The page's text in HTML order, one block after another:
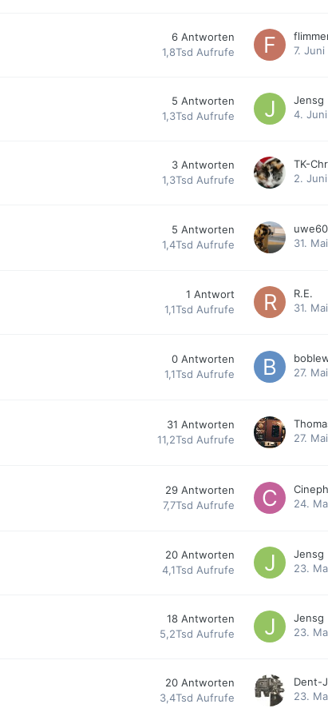
6 Antworten
1,8Tsd Aufrufe
7.
5 Antworten
1,3Tsd Aufrufe
Jensg
4.
3 Antworten
1,3Tsd Aufrufe
TK-
2.
5 Antworten
1,4Tsd Aufrufe
31.
1 Antwort
1,1Tsd Aufrufe
R.E.
31.
0 Antworten
1,1Tsd Aufrufe
27.
31 Antworten
11,2Tsd Aufrufe
27.
29 Antworten
7,7Tsd Aufrufe
24.
20 Antworten
4,1Tsd Aufrufe
Jensg
23.
18 Antworten
5,2Tsd Aufrufe
Jensg
23.
20 Antworten
3,4Tsd Aufrufe
Dent-
23.